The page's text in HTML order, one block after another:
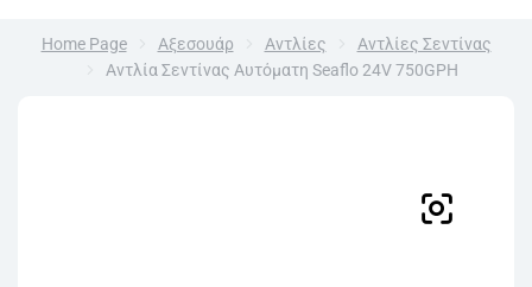
Home Page Αξεσουάρ Αντλίες
Αντλίες Σεντίνας
Αντλία Σεντίνας Αυτόματη Seaflo 24V 750GPH